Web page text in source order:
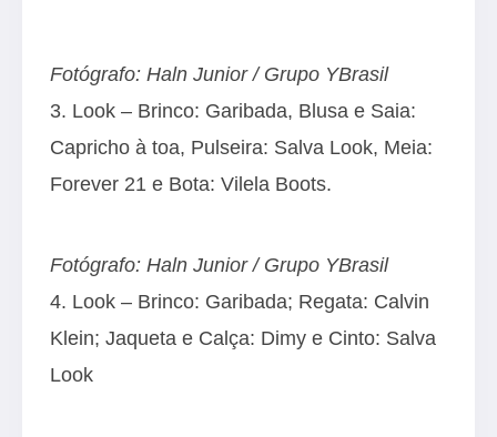
Fotógrafo: Haln Junior / Grupo YBrasil
3. Look – Brinco: Garibada, Blusa e Saia:
Capricho à toa, Pulseira: Salva Look, Meia:
Forever 21 e Bota: Vilela Boots.
Fotógrafo: Haln Junior / Grupo YBrasil
4. Look – Brinco: Garibada; Regata: Calvin
Klein; Jaqueta e Calça: Dimy e Cinto: Salva
Look